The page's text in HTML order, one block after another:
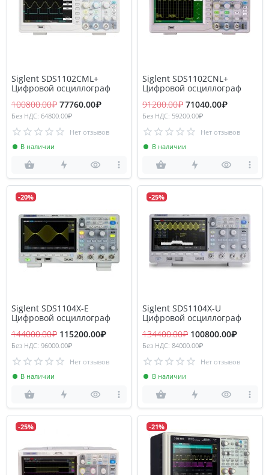
Siglent SDS1102CML+
Цифровой осциллограф
100800.00₽ 77760.00₽
Без НДС: 64800.00₽
Нет отзывов
В наличии
Siglent SDS1102CNL+
Цифровой осциллограф
91200.00₽ 71040.00₽
Без НДС: 59200.00₽
Нет отзывов
В наличии
-20%
Siglent SDS1104X-E
Цифровой осциллограф
144000.00₽ 115200.00₽
Без НДС: 96000.00₽
Нет отзывов
В наличии
-25%
Siglent SDS1104X-U
Цифровой осциллограф
134400.00₽ 100800.00₽
Без НДС: 84000.00₽
Нет отзывов
В наличии
-25% -21%